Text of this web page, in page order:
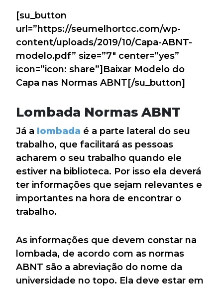
[su_button
url=”https://seumelhortcc.com/wp-
content/uploads/2019/10/Capa-ABNT-
modelo.pdf” size=”7″ center=”yes”
icon=”icon: share”]Baixar Modelo do
Capa nas Normas ABNT[/su_button]
Lombada Normas ABNT
Já a lombada é a parte lateral do seu
trabalho, que facilitará as pessoas
acharem o seu trabalho quando ele
estiver na biblioteca. Por isso ela deverá
ter informações que sejam relevantes e
importantes na hora de encontrar o
trabalho.
As informações que devem constar na
lombada, de acordo com as normas
ABNT são a abreviação do nome da
universidade no topo. Ela deve estar em